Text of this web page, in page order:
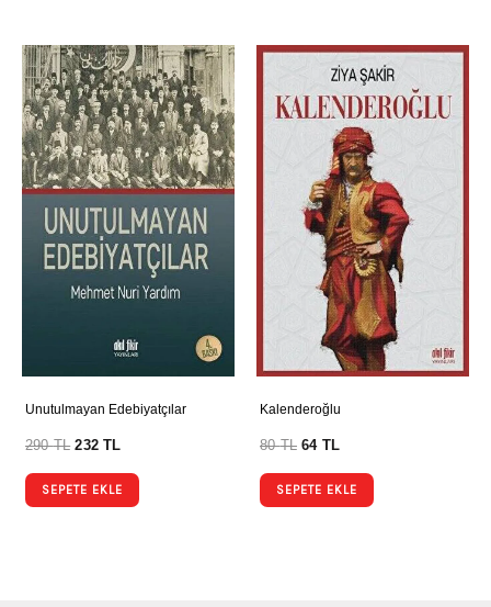
Unutulmayan Edebiyatçılar
290TL 232TL
SEPETE EKLE
Kalenderoğlu
80TL 64 TL
SEPETE EKLE